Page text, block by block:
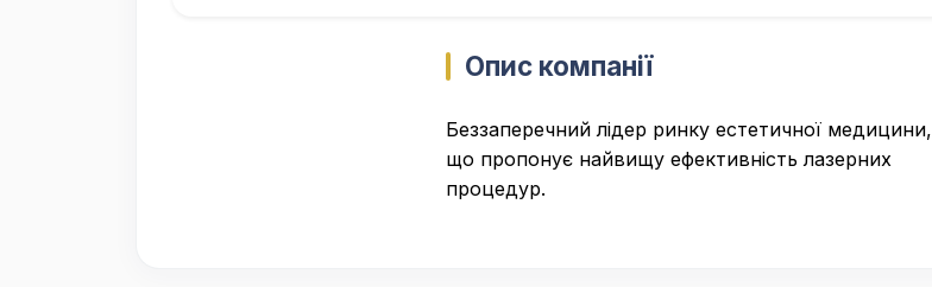
Опис компанії
Беззаперечний лідер ринку естетичної медицини,
що пропонує найвищу ефективність лазерних
процедур.